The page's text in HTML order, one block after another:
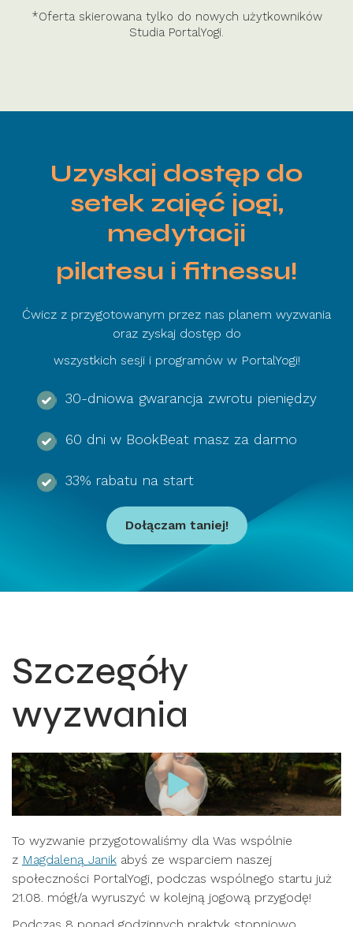
*Oferta skierowana tylko do nowych użytkowników
Studia PortalYogi.
Uzyskaj dostęp do
setek zajęć jogi,
medytacji
pilatesu i fitnessu!
Ćwicz z przygotowanym przez nas planem wyzwania
oraz zyskaj dostęp do
wszystkich sesji i programów w PortalYogi!
30-dniowa gwarancja zwrotu pieniędzy
60 dni w BookBeat masz za darmo
33% rabatu na start
Dołączam taniej!
Szczegóły
wyzwania
To wyzwanie przygotowaliśmy dla Was wspólnie
z Magdaleną Janik abyś ze wsparciem naszej
społeczności PortalYogi, podczas wspólnego startu już
21.08. mógł/a wyruszyć w kolejną jogową przygodę!